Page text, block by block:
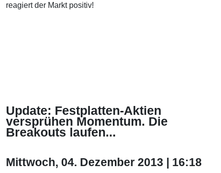
reagiert der Markt positiv!
Update: Festplatten-Aktien
versprühen Momentum. Die
Breakouts laufen...
Mittwoch, 04. Dezember 2013 | 16:18